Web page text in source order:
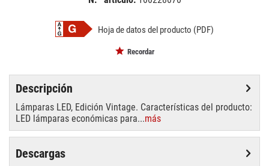
Hoja de datos del producto (PDF)
Recordar
Descripción
Lámparas LED, Edición Vintage. Características del producto:
LED lámparas económicas para...más
Descargas